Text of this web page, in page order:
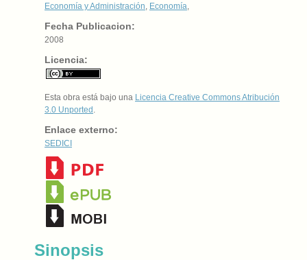
Economía y Administración Economía
Fecha Publicacion:
2008
Licencia:
Esta obra está bajo una Licencia Creative Commons Atribución
3.0 Unported
Enlace externo:
SEDICI
Sinopsis